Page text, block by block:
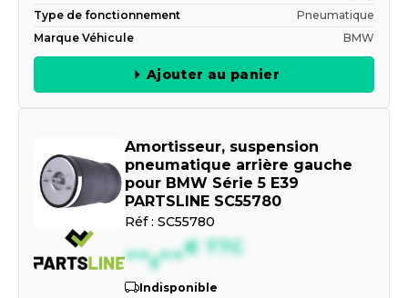
Type de fonctionnement
Pneumatique
Marque Véhicule
BMW
Ajouter au panier
Amortisseur, suspension
pneumatique arrière gauche
pour BMW Série 5 E39
PARTSLINE SC55780
Réf : SC55780
--,--€ TTC
Indisponible